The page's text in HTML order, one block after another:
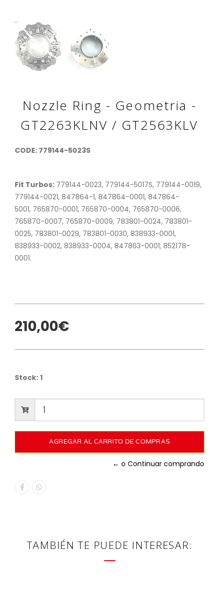
Nozzle Ring - Geometria -
GT2263KLNV / GT2563KLV
CODE: 779144-5023S
Fit Turbos: 779144-0023, 779144-5017S, 779144-0019,
779144-0021, 847864-1, 847864-0001, 847864-
5001, 765870-0001, 765870-0004, 765870-0006,
765870-0007, 765870-0009, 783801-0024, 783801-
0025, 783801-0029, 783801-0030, 838933-0001,
838933-0002, 838933-0004, 847863-0001, 852178-
0001.
210,00€
Stock: 1
← o Continuar comprando
TAMBIÉN TE PUEDE INTERESAR: